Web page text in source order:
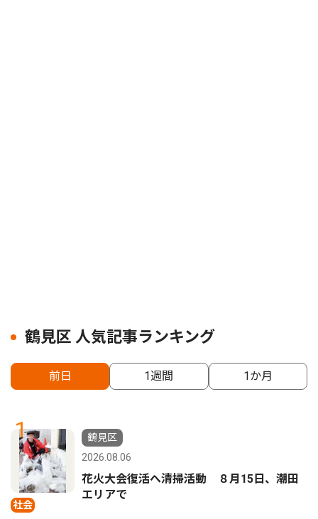
鶴見区 人気記事ランキング
前日 1週間 1か月
1
社会
鶴見区
2026.08.06
花火大会復活へ清掃活動 ８月15日、潮田
エリアで